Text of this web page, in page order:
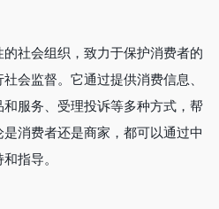
社会组织，致力于保护消费者的
会监督。它通过提供消费信息、
服务、受理投诉等多种方式，帮
消费者还是商家，都可以通过中
指导。